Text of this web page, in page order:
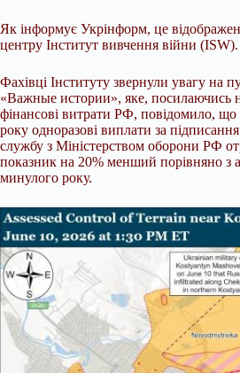
Як інформує Укрінформ, це
центру Інститут вивчення війни (ISW).
Фахівці Інституту звернули увагу на
«Важные истории», яке, посилаючись
фінансові витрати РФ, повідомило,
року одноразові виплати за
службу з Міністерством оборони РФ
показник на 20% менший порівняно з
минулого року.